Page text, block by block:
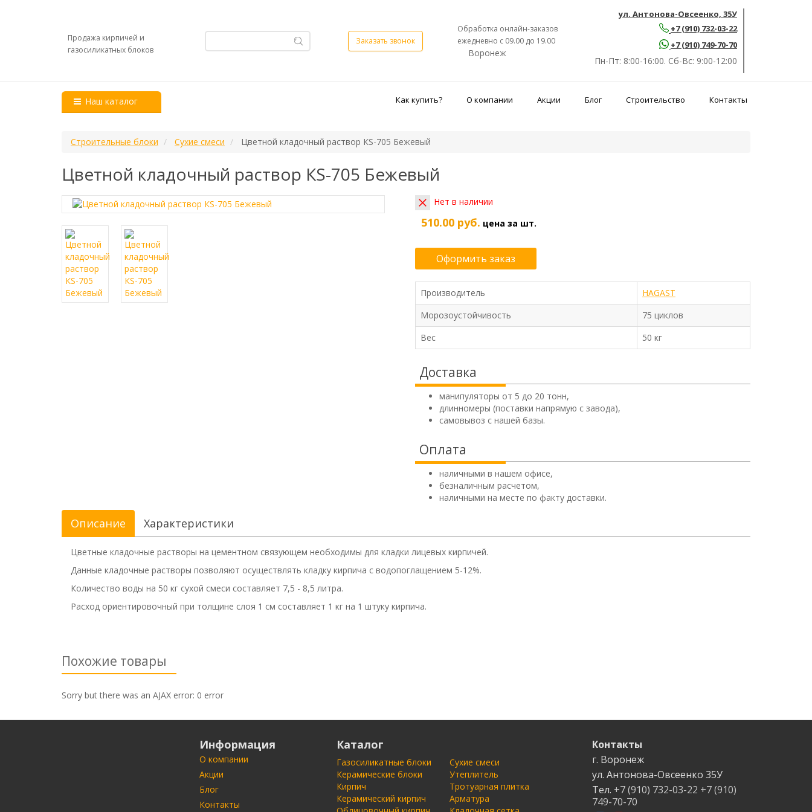
Продажа кирпичей и
газосиликатных блоков
Заказать звонок
Обработка онлайн-заказов
ежедневно с 09.00 до 19.00
Воронеж
ул. Антонова-Овсеенко, 35У
+7 (910) 732-03-22
+7 (910) 749-70-70
Пн-Пт: 8:00-16:00. Сб-Вс: 9:00-12:00
Наш каталог Как купить? О компании Акции Блог Строительство Контакты
Строительные блоки Сухие смеси Цветной кладочный раствор КS-705 Бежевый
Цветной кладочный раствор КS-705 Бежевый
Нет в наличии
510.00 руб. цена за шт.
Оформить заказ
Производитель
HAGAST
Морозоустойчивость
75 циклов
Вес
50 кг
Доставка
манипуляторы от 5 до 20 тонн,
длинномеры (поставки напрямую с завода),
самовывоз с нашей базы.
Оплата
наличными в нашем офисе,
безналичным расчетом,
наличными на месте по факту доставки.
Описание Характеристики
Цветные кладочные растворы на цементном связующем необходимы для кладки лицевых кирпичей.
Данные кладочные растворы позволяют осуществлять кладку кирпича с водопоглащением 5-12%.
Количество воды на 50 кг сухой смеси составляет 7,5 - 8,5 литра.
Расход ориентировочный при толщине слоя 1 см составляет 1 кг на 1 штуку кирпича.
Похожие товары
Sorry but there was an AJAX error: 0 error
Информация
О компании
Акции
Блог
Контакты
Каталог
Газосиликатные блоки
Керамические блоки
Кирпич
Керамический кирпич
Сухие смеси
Утеплитель
Тротуарная плитка
Арматура
Контакты
г. Воронеж
ул. Антонова-Овсеенко 35У
Тел. +7 (910) 732-03-22 +7 (910)
749-70-70